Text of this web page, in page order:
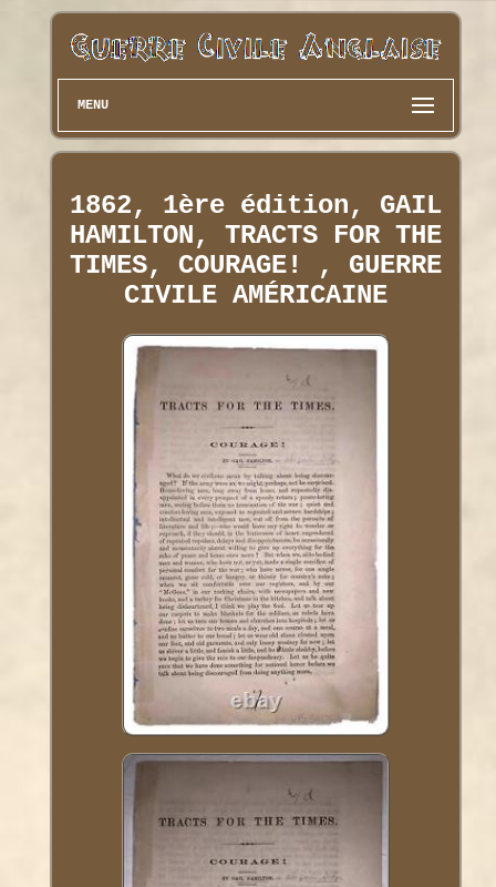
MENU
1862, 1ère édition, GAIL
HAMILTON, TRACTS FOR THE
TIMES, COURAGE! , GUERRE
CIVILE AMÉRICAINE